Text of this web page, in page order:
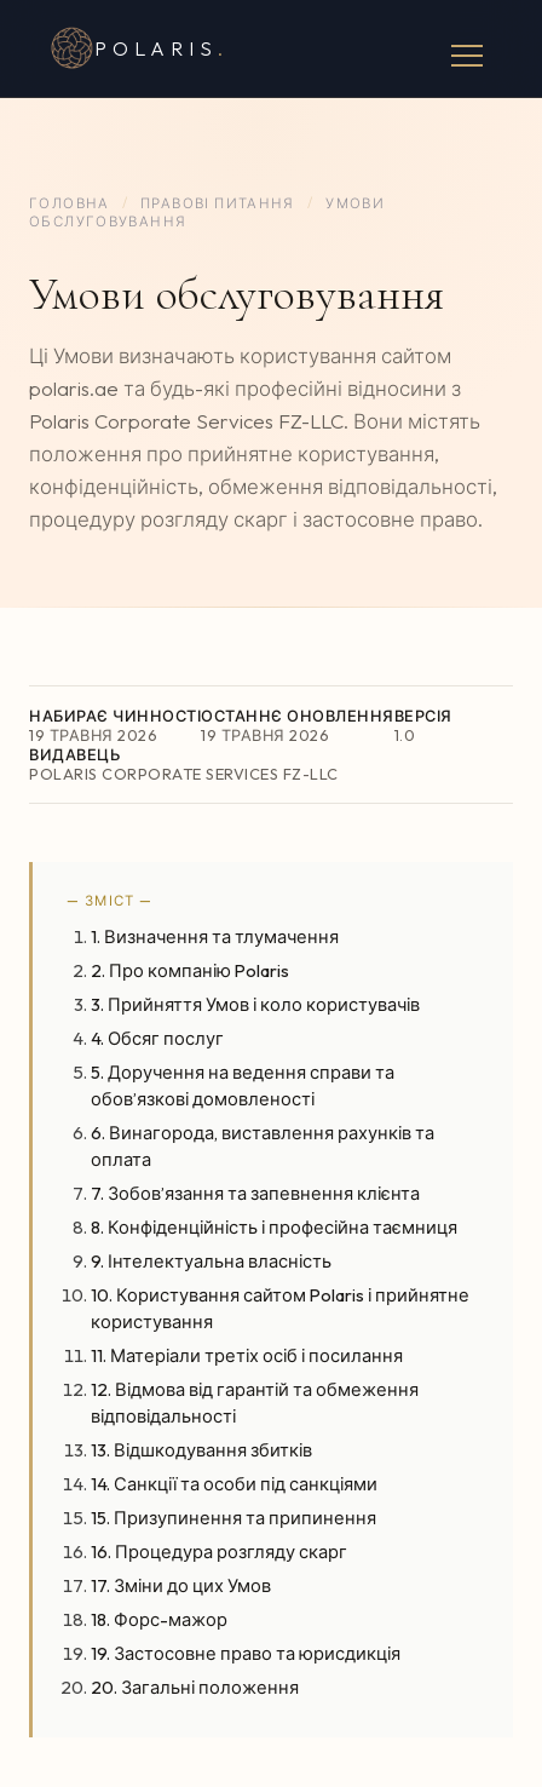
POLARIS .
ГОЛОВНА / ПРАВОВІ ПИТАННЯ /
УМОВИ
ОБСЛУГОВУВАННЯ
Умови обслуговування
Ці Умови визначають користування сайтом
polaris.ae та будь-які професійні відносини з
Polaris Corporate Services FZ-LLC. Вони містять
положення про прийнятне користування,
конфіденційність, обмеження відповідальності,
процедуру розгляду скарг і застосовне право.
НАБИРАЄ ЧИННОСТІ
19 ТРАВНЯ 2026
ОСТАННЄ ОНОВЛЕННЯ
19 ТРАВНЯ 2026
ВЕРСІЯ
1.0
ВИДАВЕЦЬ
POLARIS CORPORATE SERVICES FZ-LLC
— ЗМІСТ —
1. Визначення та тлумачення
2. Про компанію Polaris
3. Прийняття Умов і коло користувачів
4. Обсяг послуг
5. Доручення на ведення справи та
обов’язкові домовленості
6. Винагорода, виставлення рахунків та
оплата
7. Зобов’язання та запевнення клієнта
8. Конфіденційність і професійна таємниця
9. Інтелектуальна власність
10. Користування сайтом Polaris і прийнятне
користування
11. Матеріали третіх осіб і посилання
12. Відмова від гарантій та обмеження
відповідальності
13. Відшкодування збитків
14. Санкції та особи під санкціями
15. Призупинення та припинення
16. Процедура розгляду скарг
17. Зміни до цих Умов
18. Форс-мажор
19. Застосовне право та юрисдикція
20. Загальні положення